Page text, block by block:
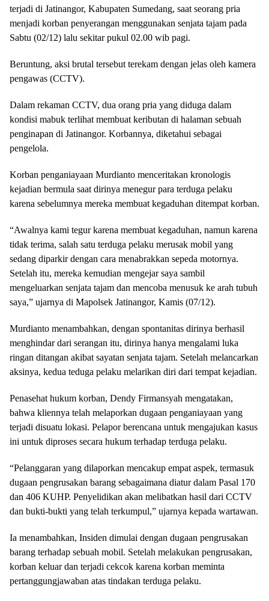
terjadi di Jatinangor, Kabupaten Sumedang, saat seorang pria
menjadi korban penyerangan menggunakan senjata tajam pada
Sabtu (02/12) lalu sekitar pukul 02.00 wib pagi.
Beruntung, aksi brutal tersebut terekam dengan jelas oleh kamera
pengawas (CCTV).
Dalam rekaman CCTV, dua orang pria yang diduga dalam
kondisi mabuk terlihat membuat keributan di halaman sebuah
penginapan di Jatinangor. Korbannya, diketahui sebagai
pengelola.
Korban penganiayaan Murdianto menceritakan kronologis
kejadian bermula saat dirinya menegur para terduga pelaku
karena sebelumnya mereka membuat kegaduhan ditempat korban.
“Awalnya kami tegur karena membuat kegaduhan, namun karena
tidak terima, salah satu terduga pelaku merusak mobil yang
sedang diparkir dengan cara menabrakkan sepeda motornya.
Setelah itu, mereka kemudian mengejar saya sambil
mengeluarkan senjata tajam dan mencoba menusuk ke arah tubuh
saya,” ujarnya di Mapolsek Jatinangor, Kamis (07/12).
Murdianto menambahkan, dengan spontanitas dirinya berhasil
menghindar dari serangan itu, dirinya hanya mengalami luka
ringan ditangan akibat sayatan senjata tajam. Setelah melancarkan
aksinya, kedua teduga pelaku melarikan diri dari tempat kejadian.
Penasehat hukum korban, Dendy Firmansyah mengatakan,
bahwa kliennya telah melaporkan dugaan penganiayaan yang
terjadi disuatu lokasi. Pelapor berencana untuk mengajukan kasus
ini untuk diproses secara hukum terhadap terduga pelaku.
“Pelanggaran yang dilaporkan mencakup empat aspek, termasuk
dugaan pengrusakan barang sebagaimana diatur dalam Pasal 170
dan 406 KUHP. Penyelidikan akan melibatkan hasil dari CCTV
dan bukti-bukti yang telah terkumpul,” ujarnya kepada wartawan.
Ia menambahkan, Insiden dimulai dengan dugaan pengrusakan
barang terhadap sebuah mobil. Setelah melakukan pengrusakan,
korban keluar dan terjadi cekcok karena korban meminta
pertanggungjawaban atas tindakan terduga pelaku.